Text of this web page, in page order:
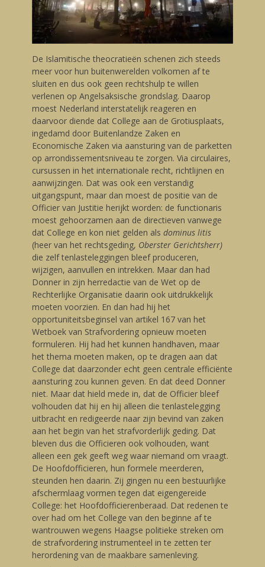
De Islamitische theocratieën schenen zich steeds
meer voor hun buitenwerelden volkomen af te
sluiten en dus ook geen rechtshulp te willen
verlenen op Angelsaksische grondslag. Daarop
moest Nederland interstatelijk reageren en
daarvoor diende dat College aan de Grotiusplaats,
ingedamd door Buitenlandze Zaken en
Economische Zaken via aansturing van de parketten
op arrondissementsniveau te zorgen. Via circulaires,
cursussen in het internationale recht, richtlijnen en
aanwijzingen. Dat was ook een verstandig
uitgangspunt, maar dan moest de positie van de
Officier van Justitie herijkt worden: de functionaris
moest gehoorzamen aan de directieven vanwege
dat College en kon niet gelden als dominus litis
(heer van het rechtsgeding, Oberster Gerichtsherr)
die zelf tenlasteleggingen bleef produceren,
wijzigen, aanvullen en intrekken. Maar dan had
Donner in zijn herredactie van de Wet op de
Rechterlijke Organisatie daarin ook uitdrukkelijk
moeten voorzien. En dan had hij het
opportuniteitsbeginsel van artikel 167 van het
Wetboek van Strafvordering opnieuw moeten
formuleren. Hij had het kunnen handhaven, maar
het thema moeten maken, op te dragen aan dat
College dat daarzonder echt geen centrale efficiënte
aansturing zou kunnen geven. En dat deed Donner
niet. Maar dat hield mede in, dat de Officier bleef
volhouden dat hij en hij alleen die tenlastelegging
uitbracht en redigeerde naar zijn bevind van zaken
aan het begin van het strafvorderlijk geding. Dat
bleven dus die Officieren ook volhouden, want
alleen een gek geeft weg waar niemand om vraagt.
De Hoofdofficieren, hun formele meerderen,
steunden hen daarin. Zij gingen nu een bestuurlijke
afschermlaag vormen tegen dat eigengereide
College: het Hoofdofficierenberaad. Dat redenen te
over had om het College van den beginne af te
wantrouwen wegens Haagse politieke streken om
de strafvordering instrumenteel in te zetten ter
herordening van de maakbare samenleving.